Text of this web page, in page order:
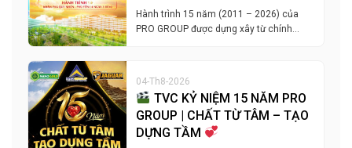
Hành trình 15 năm (2011 – 2026) của
PRO GROUP được dựng xây từ chính…
04-Th8-2026
TVC KỶ NIỆM 15 NĂM PRO
GROUP | CHẤT TỪ TÂM – TẠO
DỰNG TẦM